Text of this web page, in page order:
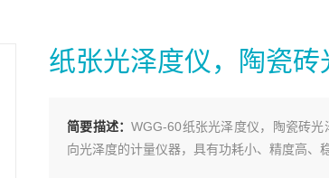
纸张光泽度仪，陶瓷砖
简要描述：WGG-60纸张光泽度仪，陶瓷砖
向光泽度的计量仪器，具有功耗小、精度高、